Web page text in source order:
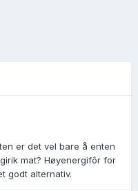
er det vel bare å enten
mat? Høyenergifôr for
godt alternativ.